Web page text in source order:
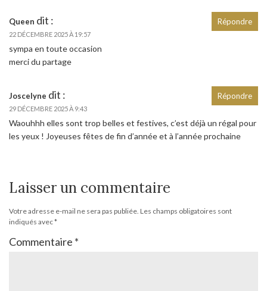
Queen dit :
22 DÉCEMBRE 2025 À 19:57
sympa en toute occasion
merci du partage
Répondre
Joscelyne dit :
29 DÉCEMBRE 2025 À 9:43
Waouhhh elles sont trop belles et festives, c’est déjà un régal pour
les yeux ! Joyeuses fêtes de fin d’année et à l’année prochaine
Répondre
Laisser un commentaire
Votre adresse e-mail ne sera pas publiée. Les champs obligatoires sont
indiqués avec*
Commentaire *